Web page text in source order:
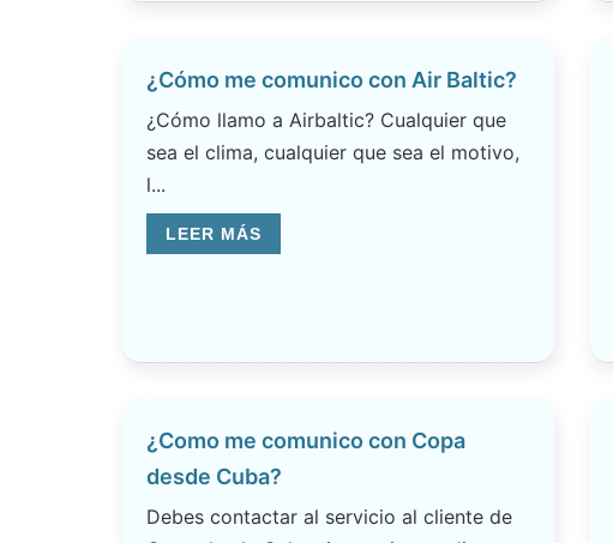
¿Cómo me comunico con Air Baltic?
¿Cómo llamo a Airbaltic? Cualquier que
sea el clima, cualquier que sea el motivo,
l...
LEER MÁS
¿Como me comunico con Copa
desde Cuba?
Debes contactar al servicio al cliente de